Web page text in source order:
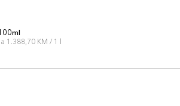
1.388,70 KM / 1 l